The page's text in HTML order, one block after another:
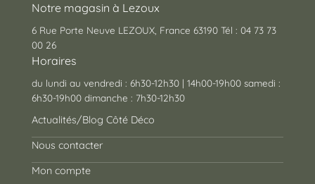
Notre magasin à Lezoux
6 Rue Porte Neuve LEZOUX, France 63190 Tél : 04 73 73
00 26
Horaires
du lundi au vendredi : 6h30-12h30 | 14h00-19h00 samedi :
6h30-19h00 dimanche : 7h30-12h30
Actualités/Blog Côté Déco
Nous contacter
Mon compte